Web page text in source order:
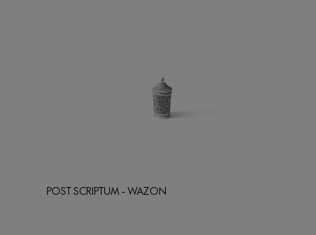
POST SCRIPTUM - WAZON